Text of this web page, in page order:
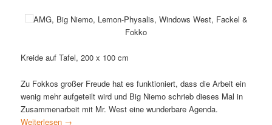
AMG, Big Niemo, Lemon-Physalis, Windows West, Fackel &
Fokko
Kreide auf Tafel, 200 x 100 cm
Zu Fokkos großer Freude hat es funktioniert, dass die Arbeit ein
wenig mehr aufgeteilt wird und Big Niemo schrieb dieses Mal in
Zusammenarbeit mit Mr. West eine wunderbare Agenda.
Weiterlesen →